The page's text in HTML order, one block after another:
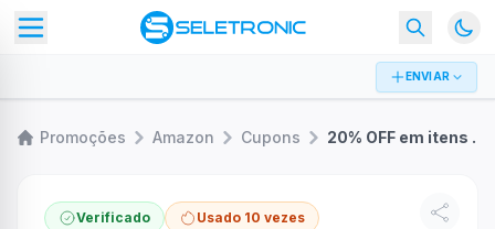
ENVIAR
Promoções Amazon Cupons 20% OFF em itens de limpeza (Só no App)
Verificado Usado 10 vezes